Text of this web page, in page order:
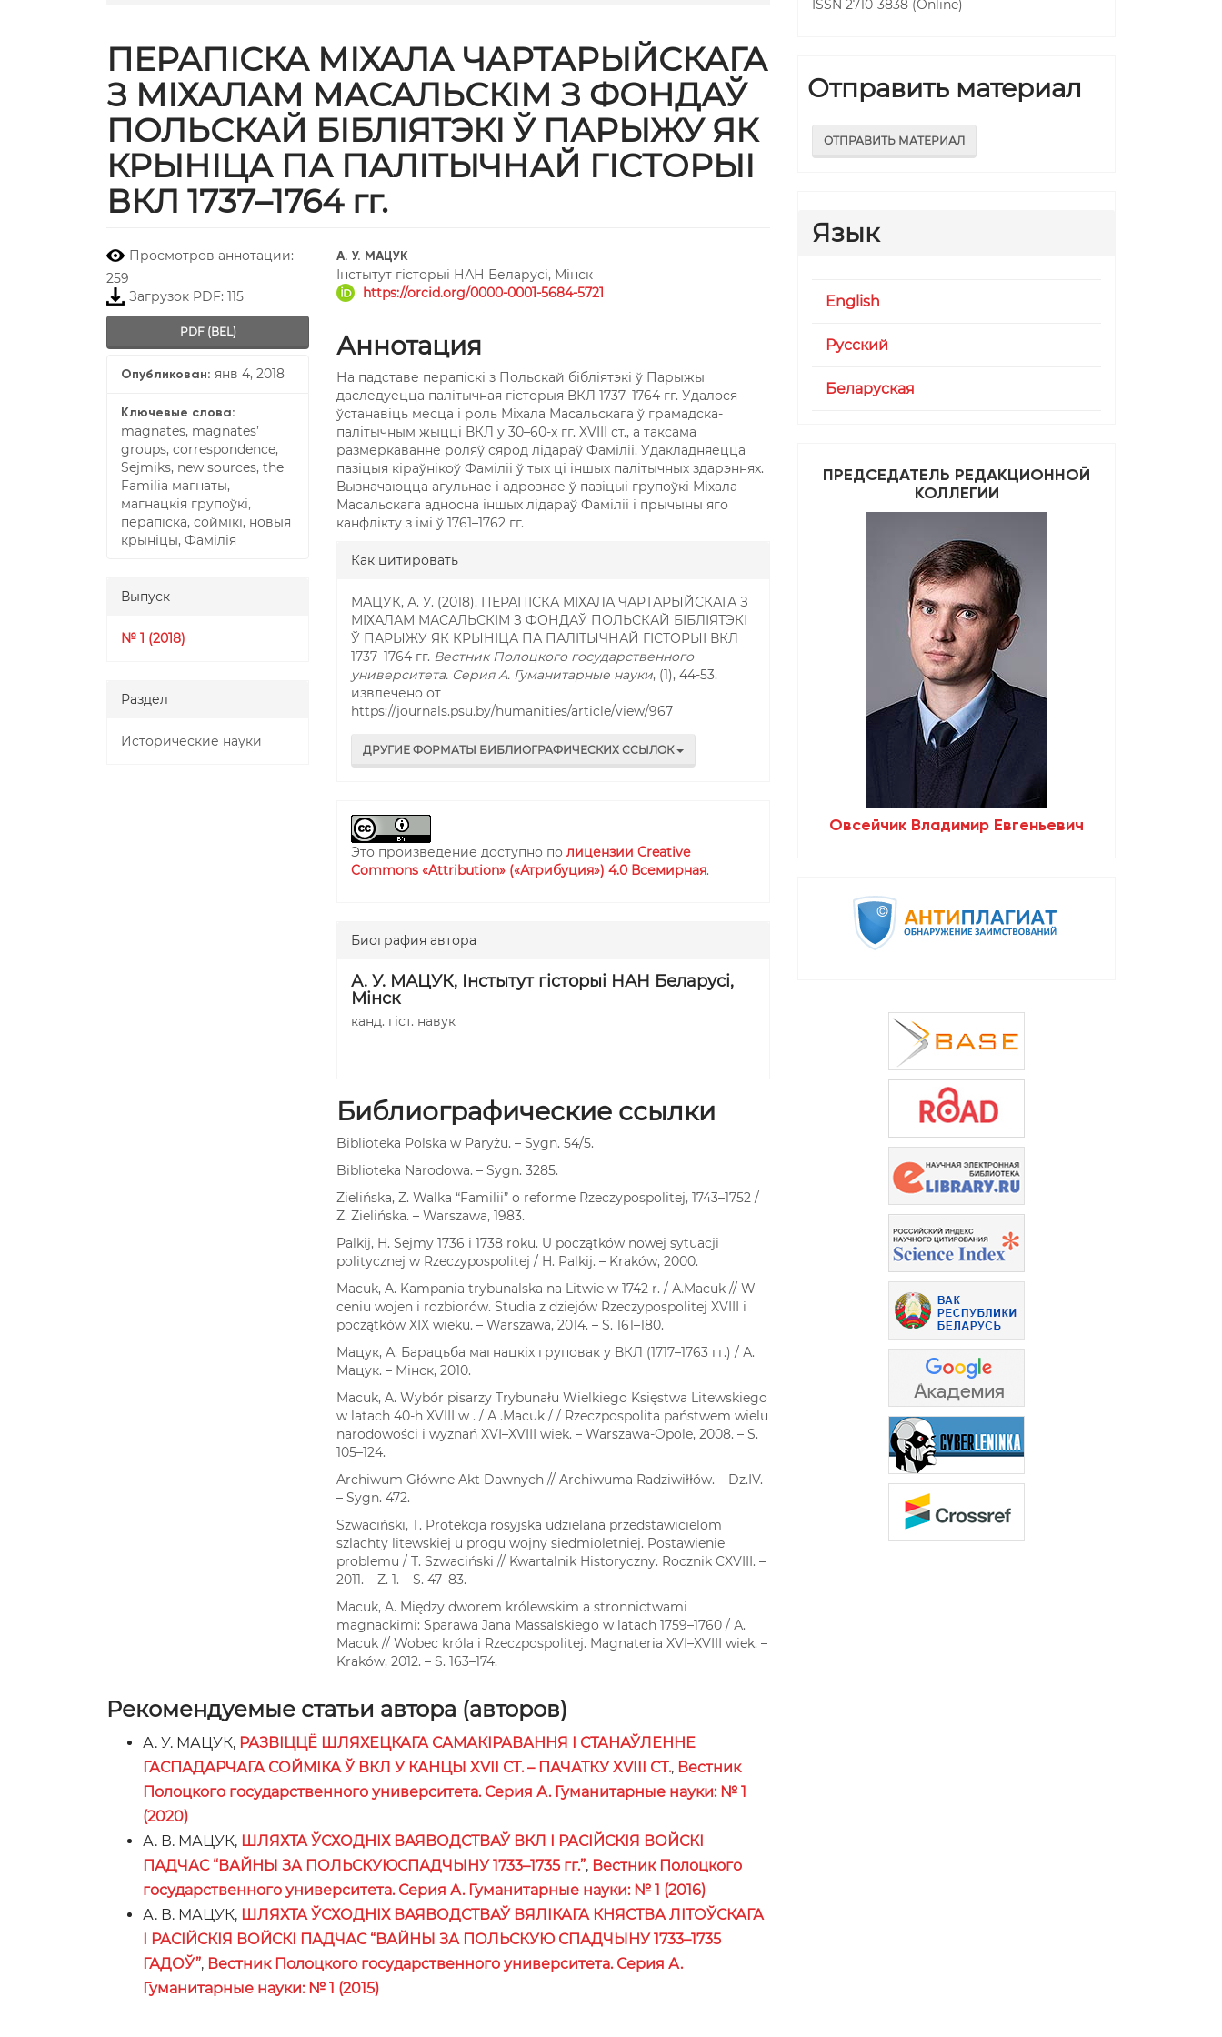
ПЕРАПІСКА МІХАЛА ЧАРТАРЫЙСКАГА
З МІХАЛАМ МАСАЛЬСКІМ З ФОНДАЎ
ПОЛЬСКАЙ БІБЛІЯТЭКІ Ў ПАРЫЖУ ЯК
КРЫНІЦА ПА ПАЛІТЫЧНАЙ ГІСТОРЫІ
ВКЛ 1737–1764 гг.
##plugins.themes.bootstrap3.article.sidebar##
Просмотров аннотации:
259
Загрузок PDF: 115
PDF (BEL)
Опубликован: янв 4, 2018
Ключевые слова:
magnates, magnates’
groups, correspondence,
Sejmiks, new sources, the
Familia магнаты,
магнацкія групоўкі,
перапіска, соймікі, новыя
крыніцы, Фамілія
Выпуск
№ 1 (2018)
Раздел
Исторические науки
##plugins.themes.bootstrap3.article.main##
А. У. МАЦУК
Інстытут гісторыі НАН Беларусі, Мінск
https://orcid.org/0000-0001-5684-5721
Аннотация
На падставе перапіскі з Польскай бібліятэкі ў Парыжы
даследуецца палітычная гісторыя ВКЛ 1737–1764 гг. Удалося
ўстанавіць месца і роль Міхала Масальскага ў грамадска-
палітычным жыцці ВКЛ у 30–60-х гг. XVIII ст., а таксама
размеркаванне роляў сярод лідараў Фаміліі. Удакладняецца
пазіцыя кіраўнікоў Фаміліі ў тых ці іншых палітычных здарэннях.
Вызначаюцца агульнае і адрознае ў пазіцыі групоўкі Міхала
Масальскага адносна іншых лідараў Фаміліі і прычыны яго
канфлікту з імі ў 1761–1762 гг.
##plugins.themes.bootstrap3.article.details##
Как цитировать
МАЦУК, А. У. (2018). ПЕРАПІСКА МІХАЛА ЧАРТАРЫЙСКАГА З
МІХАЛАМ МАСАЛЬСКІМ З ФОНДАЎ ПОЛЬСКАЙ БІБЛІЯТЭКІ
Ў ПАРЫЖУ ЯК КРЫНІЦА ПА ПАЛІТЫЧНАЙ ГІСТОРЫІ ВКЛ
1737–1764 гг. Вестник Полоцкого государственного
университета. Серия А. Гуманитарные науки, (1), 44-53.
извлечено от
https://journals.psu.by/humanities/article/view/967
ДРУГИЕ ФОРМАТЫ БИБЛИОГРАФИЧЕСКИХ ССЫЛОК
Это произведение доступно полицензии Creative
Commons «Attribution» («Атрибуция») 4.0 Всемирная.
Биография автора
А. У. МАЦУК, Інстытут гісторыі НАН Беларусі,
Мінск
канд. гіст. навук
Библиографические ссылки
Biblioteka Polska w Paryżu. – Sygn. 54/5.
Biblioteka Narodowa. – Sygn. 3285.
Zielińska, Z. Walka “Familii” o reforme Rzeczypospolitej, 1743–1752 /
Z. Zielińska. – Warszawa, 1983.
Palkij, H. Sejmy 1736 i 1738 roku. U początków nowej sytuacji
politycznej w Rzeczypospolitej / H. Palkij. – Kraków, 2000.
Macuk, A. Kampania trybunalska na Litwie w 1742 r. / А.Macuk // W
ceniu wojen i rozbiorów. Studia z dziejów Rzeczypospolitej XVIII i
początków XIX wieku. – Warszawa, 2014. – S. 161–180.
Мацук, А. Барацьба магнацкіх груповак у ВКЛ (1717–1763 гг.) / А.
Мацук. – Мінск, 2010.
Macuk, A. Wybór pisarzy Trybunału Wielkiego Księstwa Litewskiego
w latach 40-h XVIII w . / А .Macuk / / Rzeczpospolita państwem wielu
narodowości i wyznań XVI–XVIII wiek. – Warszawa-Opole, 2008. – S.
105–124.
Archiwum Główne Akt Dawnych // Archiwuma Radziwiłłów. – Dz.IV.
– Sygn. 472.
Szwaciński, T. Protekcja rosyjska udzielana przedstawicielom
szlachty litewskiej u progu wojny siedmioletniej. Postawienie
problemu / T. Szwaciński // Kwartalnik Historyczny. Rocznik CXVIII. –
2011. – Z. 1. – S. 47–83.
Macuk, A. Między dworem królewskim a stronnictwami
magnackimi: Sparawa Jana Massalskiego w latach 1759–1760 / А.
Мacuk // Wobec króla i Rzeczpospolitej. Magnateria XVI–XVIII wiek. –
Kraków, 2012. – S. 163–174.
Рекомендуемые статьи автора (авторов)
А. У. МАЦУК, РАЗВІЦЦЁ ШЛЯХЕЦКАГА САМАКІРАВАННЯ І СТАНАЎЛЕННЕ
ГАСПАДАРЧАГА СОЙМІКА Ў ВКЛ У КАНЦЫ XVII СТ. – ПАЧАТКУ XVIII СТ., Вестник
Полоцкого государственного университета. Серия А. Гуманитарные науки: № 1
(2020)
А. В. МАЦУК, ШЛЯХТА ЎСХОДНІХ ВАЯВОДСТВАЎ ВКЛ І РАСІЙСКІЯ ВОЙСКІ
ПАДЧАС “ВАЙНЫ ЗА ПОЛЬСКУЮСПАДЧЫНУ 1733–1735 гг.”, Вестник Полоцкого
государственного университета. Серия А. Гуманитарные науки: № 1 (2016)
А. В. МАЦУК, ШЛЯХТА ЎСХОДНІХ ВАЯВОДСТВАЎ ВЯЛІКАГА КНЯСТВА ЛІТОЎСКАГА
І РАСІЙСКІЯ ВОЙСКІ ПАДЧАС “ВАЙНЫ ЗА ПОЛЬСКУЮ СПАДЧЫНУ 1733–1735
ГАДОЎ”, Вестник Полоцкого государственного университета. Серия А.
Гуманитарные науки: № 1 (2015)
ISSN 2710-3838 (Online)
Отправить материал
ОТПРАВИТЬ МАТЕРИАЛ
Язык
English
Русский
Беларуская
ПРЕДСЕДАТЕЛЬ РЕДАКЦИОННОЙ
КОЛЛЕГИИ
Овсейчик Владимир Евгеньевич